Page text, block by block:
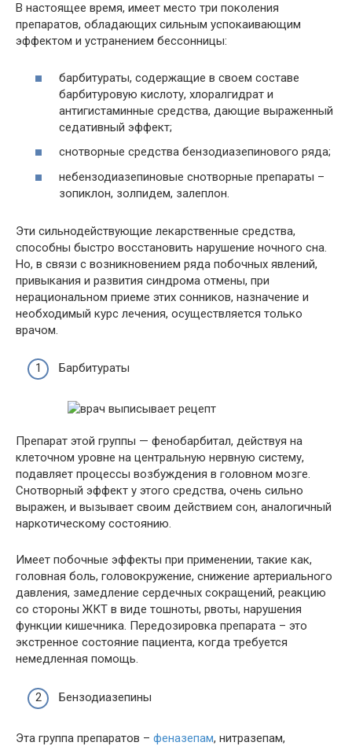
В настоящее время, имеет место три поколения
препаратов, обладающих сильным успокаивающим
эффектом и устранением бессонницы:
барбитураты, содержащие в своем составе
барбитуровую кислоту, хлоралгидрат и
антигистаминные средства, дающие выраженный
седативный эффект;
снотворные средства бензодиазепинового ряда;
небензодиазепиновые снотворные препараты –
зопиклон, золпидем, залеплон.
Эти сильнодействующие лекарственные средства,
способны быстро восстановить нарушение ночного сна.
Но, в связи с возникновением ряда побочных явлений,
привыкания и развития синдрома отмены, при
нерациональном приеме этих сонников, назначение и
необходимый курс лечения, осуществляется только
врачом.
Барбитураты
Препарат этой группы — фенобарбитал, действуя на
клеточном уровне на центральную нервную систему,
подавляет процессы возбуждения в головном мозге.
Снотворный эффект у этого средства, очень сильно
выражен, и вызывает своим действием сон, аналогичный
наркотическому состоянию.
Имеет побочные эффекты при применении, такие как,
головная боль, головокружение, снижение артериального
давления, замедление сердечных сокращений, реакцию
со стороны ЖКТ в виде тошноты, рвоты, нарушения
функции кишечника. Передозировка препарата – это
экстренное состояние пациента, когда требуется
немедленная помощь.
Бензодиазепины
Эта группа препаратов – феназепам, нитразепам,